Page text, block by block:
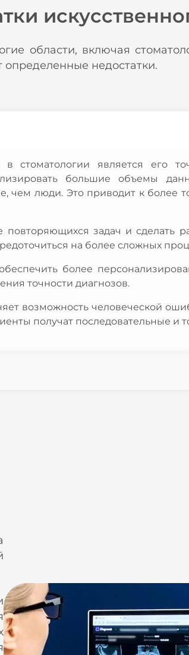
области, включая
недостатки.
является его
большие объемы
чем люди. Это приводит к более
задач и сделать
на более сложных
более
точности диагнозов.
возможность человеческой
получат последовательные и